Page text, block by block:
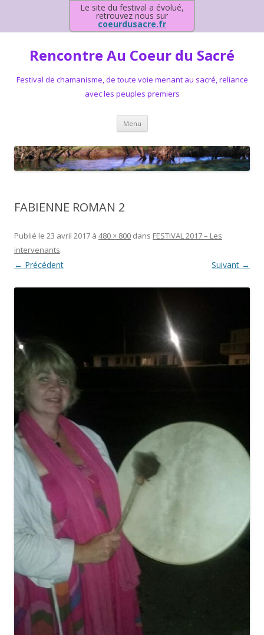
Le site du festival a évolué,
retrouvez nous sur
coeurdusacre.fr
Rencontre Au Coeur du Sacré
Festival de chamanisme, de toute voie menant au sacré, reliance
avec les peuples premiers
Menu Aller au contenu principal
FABIENNE ROMAN 2
Publié le 23 avril 2017 à 480 × 800 dans FESTIVAL 2017 – Les
intervenants.
← Précédent Suivant →